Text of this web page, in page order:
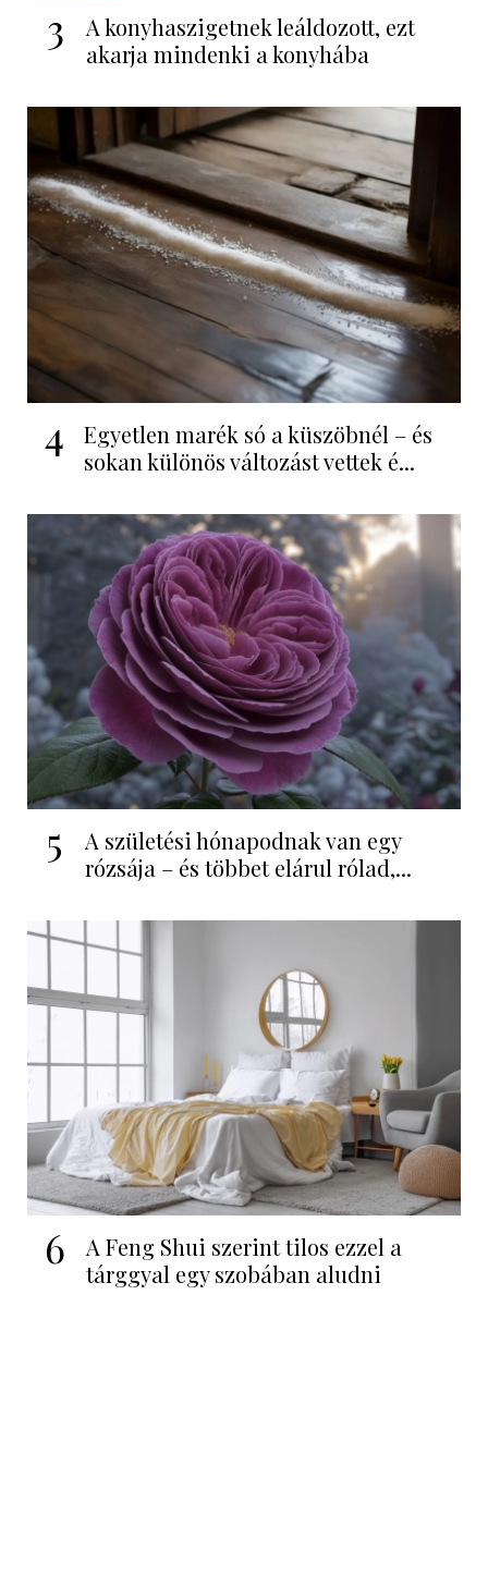
3
A konyhaszigetnek leáldozott, ezt
akarja mindenki a konyhába
4
Egyetlen marék só a küszöbnél – és
sokan különös változást vettek é...
5
A születési hónapodnak van egy
rózsája – és többet elárul rólad,...
6
A Feng Shui szerint tilos ezzel a
tárggyal egy szobában aludni